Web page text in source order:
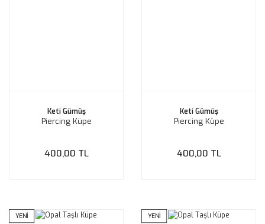
Keti Gümüş
Piercing Küpe
400,00 TL
Keti Gümüş
Piercing Küpe
400,00 TL
YENİ YENİ